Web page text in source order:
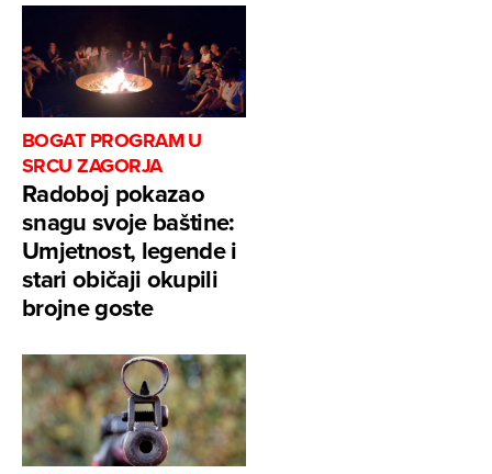
BOGAT PROGRAM U
SRCU ZAGORJA
Radoboj pokazao
snagu svoje baštine:
Umjetnost, legende i
stari običaji okupili
brojne goste